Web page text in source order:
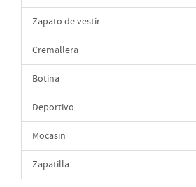
Zapato de vestir
Cremallera
Botina
Deportivo
Mocasin
Zapatilla